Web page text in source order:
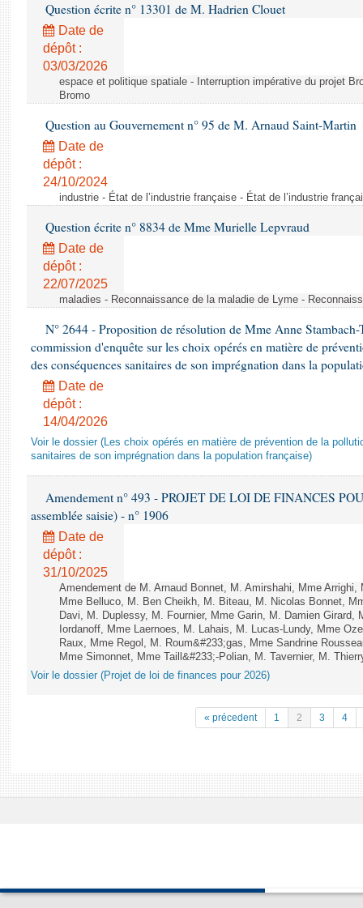
Question écrite n° 13301 de M. Hadrien Clouet
Date de
dépôt :
03/03/2026
espace et politique spatiale - Interruption impérative du projet
Bromo
Question au Gouvernement n° 95 de M. Arnaud Saint-Martin
Date de
dépôt :
24/10/2024
industrie - État de l’industrie française - État de l’industrie
Question écrite n° 8834 de Mme Murielle Lepvraud
Date de
dépôt :
22/07/2025
maladies - Reconnaissance de la maladie de Lyme -
N° 2644 - Proposition de résolution de Mme Anne
commission d'enquête sur les choix opérés en matière de
des conséquences sanitaires de son imprégnation dans la
Date de
dépôt :
14/04/2026
Voir le dossier (Les choix opérés en matière de prévention de la
sanitaires de son imprégnation dans la population française)
Amendement n° 493 - PROJET DE LOI DE FINANCES
assemblée saisie) - n° 1906
Date de
dépôt :
31/10/2025
Amendement de M. Arnaud Bonnet, M. Amirshahi, Mme
Mme Belluco, M. Ben Cheikh, M. Biteau, M. Nicolas Bonnet,
Davi, M. Duplessy, M. Fournier, Mme Garin, M. Damien Girard,
Iordanoff, Mme Laernoes, M. Lahais, M. Lucas-Lundy, Mme
Raux, Mme Regol, M. Roum&#233;gas, Mme Sandrine
Mme Simonnet, Mme Taill&#233;-Polian, M. Tavernier, M.
Voir le dossier (Projet de loi de finances pour 2026)
« précedent 1 2 3 4